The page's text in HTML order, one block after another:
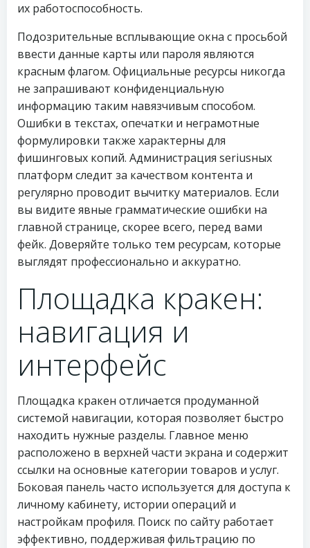
их работоспособность.
Подозрительные всплывающие окна с просьбой
ввести данные карты или пароля являются
красным флагом. Официальные ресурсы никогда
не запрашивают конфиденциальную
информацию таким навязчивым способом.
Ошибки в текстах, опечатки и неграмотные
формулировки также характерны для
фишинговых копий. Администрация seriusных
платформ следит за качеством контента и
регулярно проводит вычитку материалов. Если
вы видите явные грамматические ошибки на
главной странице, скорее всего, перед вами
фейк. Доверяйте только тем ресурсам, которые
выглядят профессионально и аккуратно.
Площадка кракен:
навигация и
интерфейс
Площадка кракен отличается продуманной
системой навигации, которая позволяет быстро
находить нужные разделы. Главное меню
расположено в верхней части экрана и содержит
ссылки на основные категории товаров и услуг.
Боковая панель часто используется для доступа к
личному кабинету, истории операций и
настройкам профиля. Поиск по сайту работает
эффективно, поддерживая фильтрацию по